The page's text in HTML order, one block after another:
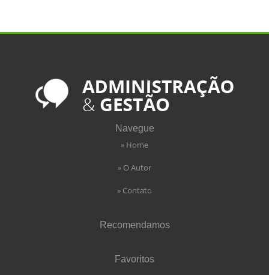
Navegue
» Home
» O Autor
» Contato
Recomendamos
Favoritos